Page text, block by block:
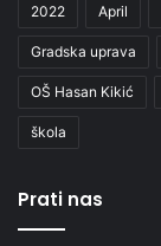
2022 April
Gradska uprava
OŠ Hasan Kikić
škola
Prati nas